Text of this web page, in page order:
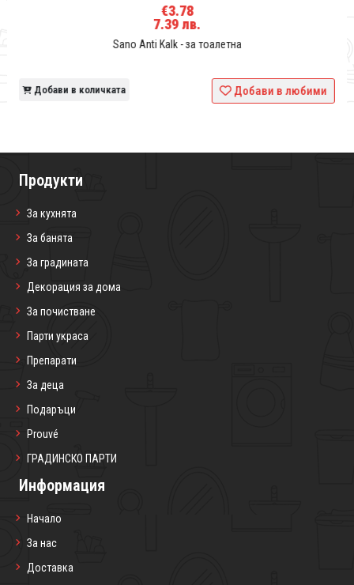
€3.78
7.39 лв.
Sano Anti Kalk - за тоалетна
Добави в количката Добави в любими
Продукти
За кухнята
За банята
За градината
Декорация за дома
За почистване
Парти украса
Препарати
За деца
Подаръци
Prouvé
ГРАДИНСКО ПАРТИ
Информация
Начало
За нас
Доставка